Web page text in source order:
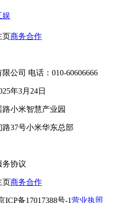
娱
页商务合作
公司 电话：010-60606666
年3月24日
小米智慧产业园
37号小米华东总部
务协议
页商务合作
ICP备17017388号-1营业执照